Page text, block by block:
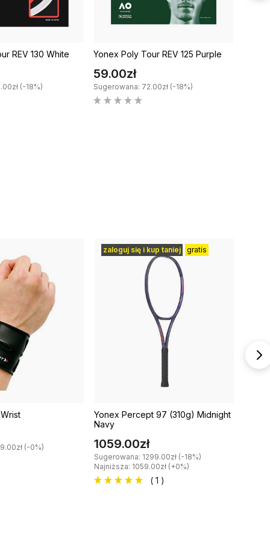
REV 130 White
(-18%)
Yonex Poly Tour REV 125 Purple
59.00zł
Sugerowana: 72.00zł (-18%)
(-0%)
zaloguj się i kup taniej gratis
Yonex Percept 97 (310g) Midnight
Navy
1059.00zł
Sugerowana: 1299.00zł (-18%)
Najniższa: 1059.00zł (+0%)
( 1 )